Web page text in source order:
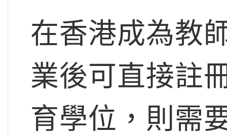
在香港成為教
業後可直接註
育學位，則需